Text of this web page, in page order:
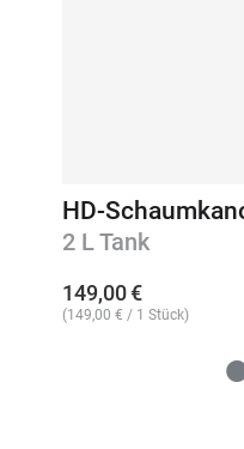
HD-
2 L Tank
149,00€
(149,00 € / 1 Stück)